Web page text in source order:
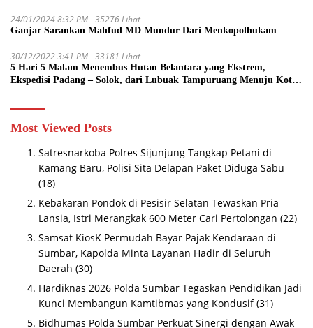
24/01/2024 8:32 PM 35276 Lihat
Ganjar Sarankan Mahfud MD Mundur Dari Menkopolhukam
30/12/2022 3:41 PM 33181 Lihat
5 Hari 5 Malam Menembus Hutan Belantara yang Ekstrem,
Ekspedisi Padang – Solok, dari Lubuak Tampuruang Menuju Koto
Most Viewed Posts
Satresnarkoba Polres Sijunjung Tangkap Petani di
Kamang Baru, Polisi Sita Delapan Paket Diduga Sabu
(18)
Kebakaran Pondok di Pesisir Selatan Tewaskan Pria
Lansia, Istri Merangkak 600 Meter Cari Pertolongan (22)
Samsat KiosK Permudah Bayar Pajak Kendaraan di
Sumbar, Kapolda Minta Layanan Hadir di Seluruh
Daerah (30)
Hardiknas 2026 Polda Sumbar Tegaskan Pendidikan Jadi
Kunci Membangun Kamtibmas yang Kondusif (31)
Bidhumas Polda Sumbar Perkuat Sinergi dengan Awak